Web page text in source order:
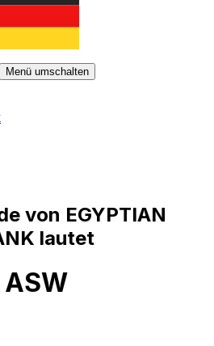
Menü umschalten
von EGYPTIAN
lautet
ASW